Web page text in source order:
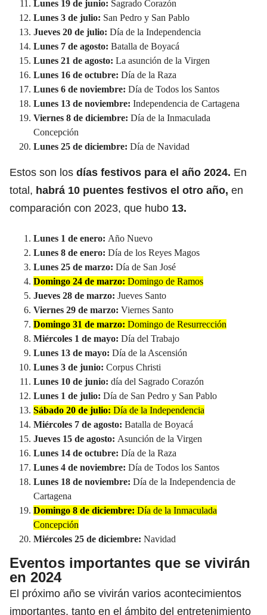
Lunes 19 de junio: Sagrado Corazón
Lunes 3 de julio: San Pedro y San Pablo
Jueves 20 de julio: Día de la Independencia
Lunes 7 de agosto: Batalla de Boyacá
Lunes 21 de agosto: La asunción de la Virgen
Lunes 16 de octubre: Día de la Raza
Lunes 6 de noviembre: Día de Todos los Santos
Lunes 13 de noviembre: Independencia de Cartagena
Viernes 8 de diciembre: Día de la Inmaculada
Concepción
Lunes 25 de diciembre: Día de Navidad
Estos son los días festivos para el año 2024. En
total, habrá 10 puentes festivos el otro año, en
comparación con 2023, que hubo 13.
Lunes 1 de enero: Año Nuevo
Lunes 8 de enero: Día de los Reyes Magos
Lunes 25 de marzo: Día de San José
Domingo 24 de marzo: Domingo de Ramos
Jueves 28 de marzo: Jueves Santo
Viernes 29 de marzo: Viernes Santo
Domingo 31 de marzo: Domingo de Resurrección
Miércoles 1 de mayo: Día del Trabajo
Lunes 13 de mayo: Día de la Ascensión
Lunes 3 de junio: Corpus Christi
Lunes 10 de junio: día del Sagrado Corazón
Lunes 1 de julio: Día de San Pedro y San Pablo
Sábado 20 de julio: Día de la Independencia
Miércoles 7 de agosto: Batalla de Boyacá
Jueves 15 de agosto: Asunción de la Virgen
Lunes 14 de octubre: Día de la Raza
Lunes 4 de noviembre: Día de Todos los Santos
Lunes 18 de noviembre: Día de la Independencia de
Cartagena
Domingo 8 de diciembre: Día de la Inmaculada
Concepción
Miércoles 25 de diciembre: Navidad
Eventos importantes que se vivirán
en 2024
El próximo año se vivirán varios acontecimientos
importantes, tanto en el ámbito del entretenimiento